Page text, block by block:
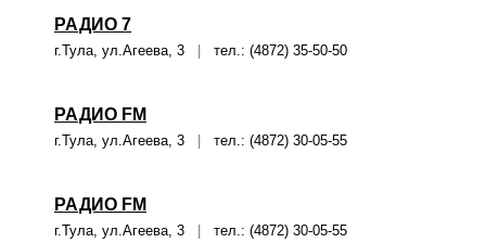
РАДИО 7
г.Тула, ул.Агеева, 3 тел.: (4872) 35-50-50
РАДИО FM
г.Тула, ул.Агеева, 3 тел.: (4872) 30-05-55
РАДИО FM
г.Тула, ул.Агеева, 3 тел.: (4872) 30-05-55